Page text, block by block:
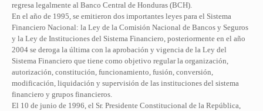
regresa legalmente al Banco Central de Honduras (BCH).
En el año de 1995, se emitieron dos importantes leyes para el Sistema
Financiero Nacional: la Ley de la Comisión Nacional de Bancos y Seguros
y la Ley de Instituciones del Sistema Financiero, posteriormente en el año
2004 se deroga la última con la aprobación y vigencia de la Ley del
Sistema Financiero que tiene como objetivo regular la organización,
autorización, constitución, funcionamiento, fusión, conversión,
modificación, liquidación y supervisión de las instituciones del sistema
financiero y grupos financieros.
El 10 de junio de 1996, el Sr. Presidente Constitucional de la República,